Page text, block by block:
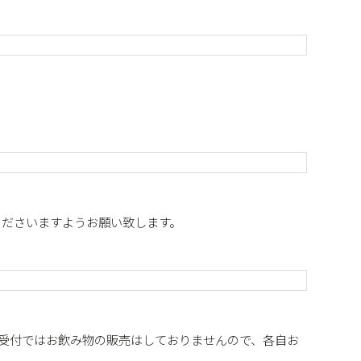
いますようお願い致します。
ではお飲み物の販売はしておりませんので、各自お